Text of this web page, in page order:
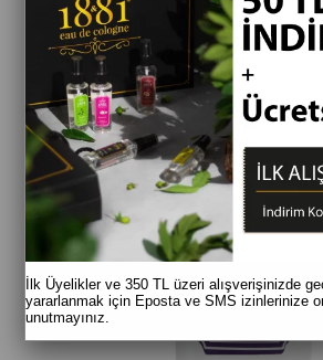
İlk Üyelikler ve 350 TL üzeri alışverişinizde
yararlanmak için Eposta ve SMS izinlerinize
unutmayınız.